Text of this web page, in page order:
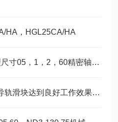
HA，HGL25CA/HA
施耐博格微型滑台NDN型尺寸05，1，2，60精密轴承选型
正确安装是确保德国INA导轨滑块达到良好工作效果的关键